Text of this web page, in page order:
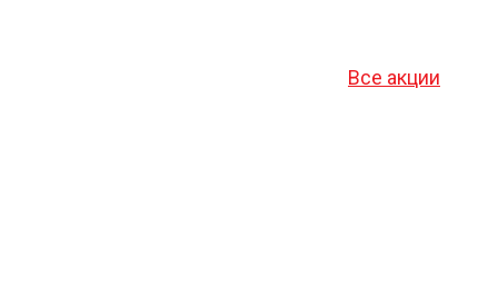
Все акции